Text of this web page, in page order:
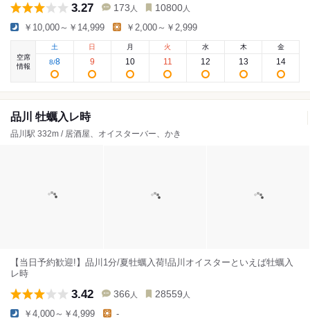
3.27 173 人 10800 人
￥10,000～￥14,999 ￥2,000～￥2,999
空席
情報
土
8/8
日
9
月
10
火
11
水
12
木
13
金
14
品川 牡蠣入レ時
品川駅 332m / 居酒屋、オイスターバー、かき
【当日予約歓迎!】品川1分/夏牡蠣入荷!品川オイスターといえば牡蠣入
レ時
3.42 366 人 28559 人
￥4,000～￥4,999 -